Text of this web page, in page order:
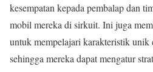
kesempatan kepada pembalap dan
mobil mereka di sirkuit. Ini juga
untuk mempelajari karakteristik unik
sehingga mereka dapat mengatur